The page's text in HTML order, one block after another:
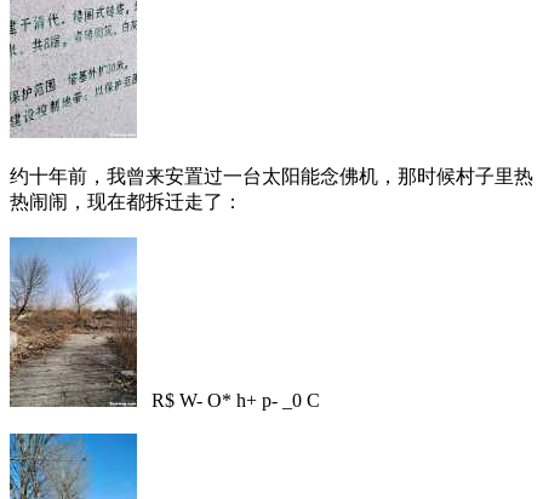
约十年前，我曾来安置过一台太阳能念佛机，那时候村子里热
热闹闹，现在都拆迁走了：
R$ W- O* h+ p- _0 C